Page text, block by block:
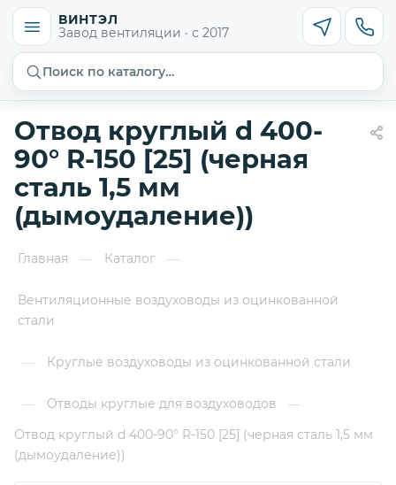
ВИНТЭЛ
Завод вентиляции · с 2017
Поиск по каталогу…
Отвод круглый d 400-
90° R-150 [25] (черная
сталь 1,5 мм
(дымоудаление))
Главная — Каталог —
Вентиляционные воздуховоды из оцинкованной
стали
— Круглые воздуховоды из оцинкованной стали
— Отводы круглые для воздуховодов
—
Отвод круглый d 400-90° R-150 [25] (черная сталь 1,5 мм
(дымоудаление))